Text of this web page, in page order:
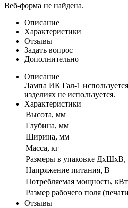
Веб-форма не найдена.
Описание
Характеристики
Отзывы
Задать вопрос
Дополнительно
Описание
Лампа ИК Гал-1
изделиях не используется.
Характеристики
Высота, мм
Глубина, мм
Ширина, мм
Масса, кг
Размеры в упаковке
Напряжение питания, В
Потребляемая мощность, кВт
Размер рабочего поля
Отзывы